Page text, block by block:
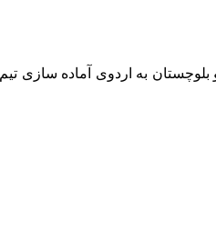
به اردوی آماده سازی